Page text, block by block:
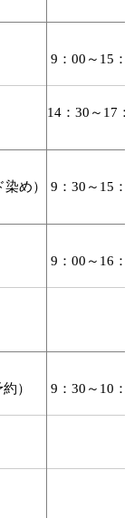
9：00～15：
14：30～17：
め）
9：30～15：
9：00～16：
）
9：30～10：